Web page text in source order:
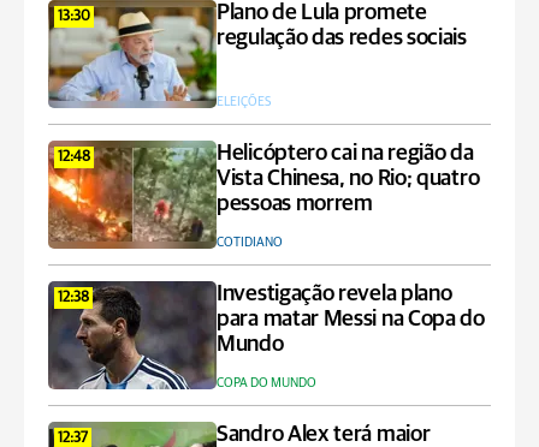
13:30
Plano de Lula promete
regulação das redes sociais
ELEIÇÕES
12:48
Helicóptero cai na região da
Vista Chinesa, no Rio; quatro
pessoas morrem
COTIDIANO
12:38
Investigação revela plano
para matar Messi na Copa do
Mundo
COPA DO MUNDO
12:37
Sandro Alex terá maior